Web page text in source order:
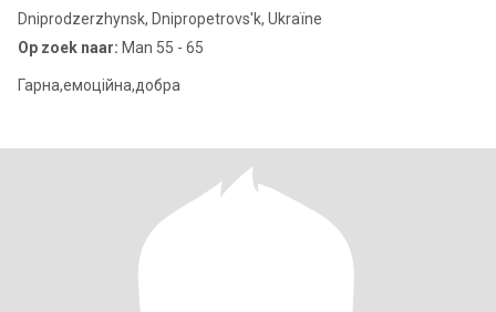
Dniprodzerzhynsk, Dnipropetrovs'k, Ukraïne
Op zoek naar: Man 55 - 65
Гарна,емоційна,добра